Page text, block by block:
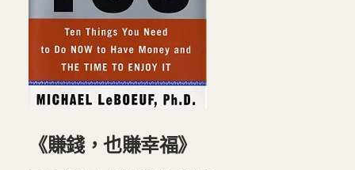
《賺錢，也賺幸福》